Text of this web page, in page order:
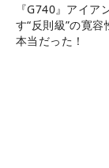
『G740』アイア
す“反則級”の寛容
本当だった！